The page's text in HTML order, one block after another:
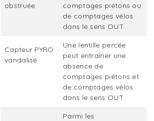
obstruée
comptages piétons ou
de comptages vélos
dans le sens OUT.
Capteur PYRO
vandalisé
Une lentille percée
peut entraîner une
absence de
comptages piétons et
de comptages vélos
dans le sens OUT.
Parmi les